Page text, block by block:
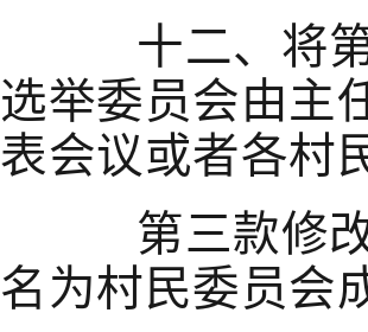
十二、将第
选举委员会由主
表会议或者各村
第三款修改
名为村民委员会